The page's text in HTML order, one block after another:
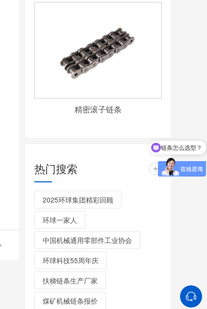
精密滚子链条
热门搜索 +
2025环球集团精彩回顾
环球一家人
中国机械通用零部件工业协会
环球科技55周年庆
扶梯链条生产厂家
煤矿机械链条报价
工厂在哪里？